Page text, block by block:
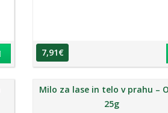
7,91€
Milo za lase in telo v prahu –
25g